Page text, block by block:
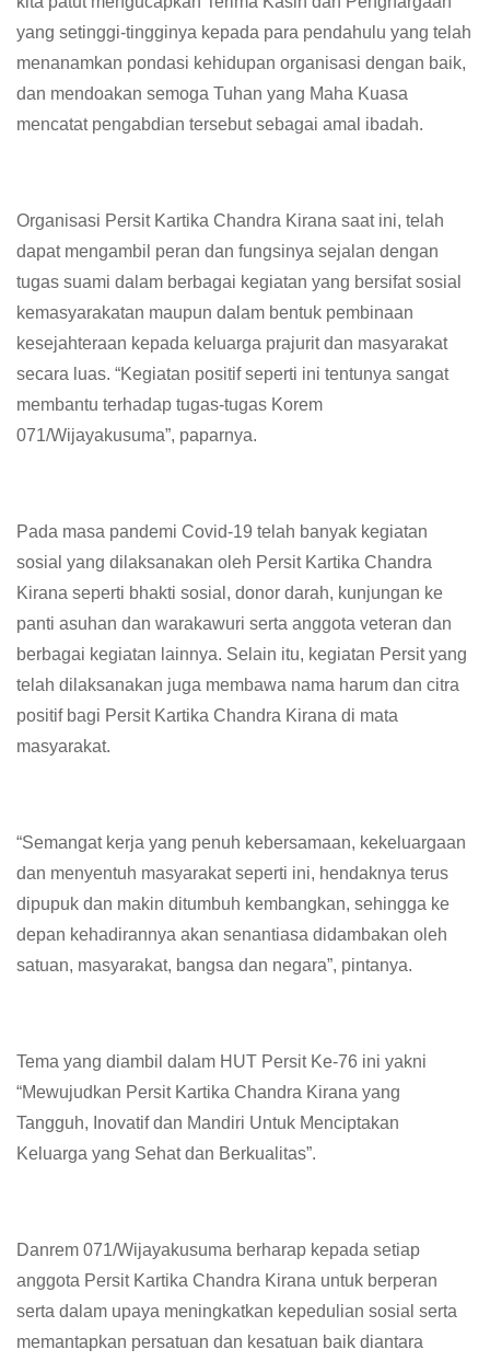
yang setinggi-tingginya kepada para pendahulu yang telah
menanamkan pondasi kehidupan organisasi dengan baik,
dan mendoakan semoga Tuhan yang Maha Kuasa
mencatat pengabdian tersebut sebagai amal ibadah.
Organisasi Persit Kartika Chandra Kirana saat ini, telah
dapat mengambil peran dan fungsinya sejalan dengan
tugas suami dalam berbagai kegiatan yang bersifat sosial
kemasyarakatan maupun dalam bentuk pembinaan
kesejahteraan kepada keluarga prajurit dan masyarakat
secara luas. “Kegiatan positif seperti ini tentunya sangat
membantu terhadap tugas-tugas Korem
071/Wijayakusuma”, paparnya.
Pada masa pandemi Covid-19 telah banyak kegiatan
sosial yang dilaksanakan oleh Persit Kartika Chandra
Kirana seperti bhakti sosial, donor darah, kunjungan ke
panti asuhan dan warakawuri serta anggota veteran dan
berbagai kegiatan lainnya. Selain itu, kegiatan Persit yang
telah dilaksanakan juga membawa nama harum dan citra
positif bagi Persit Kartika Chandra Kirana di mata
masyarakat.
“Semangat kerja yang penuh kebersamaan, kekeluargaan
dan menyentuh masyarakat seperti ini, hendaknya terus
dipupuk dan makin ditumbuh kembangkan, sehingga ke
depan kehadirannya akan senantiasa didambakan oleh
satuan, masyarakat, bangsa dan negara”, pintanya.
Tema yang diambil dalam HUT Persit Ke-76 ini yakni
“Mewujudkan Persit Kartika Chandra Kirana yang
Tangguh, Inovatif dan Mandiri Untuk Menciptakan
Keluarga yang Sehat dan Berkualitas”.
Danrem 071/Wijayakusuma berharap kepada setiap
anggota Persit Kartika Chandra Kirana untuk berperan
serta dalam upaya meningkatkan kepedulian sosial serta
memantapkan persatuan dan kesatuan baik diantara